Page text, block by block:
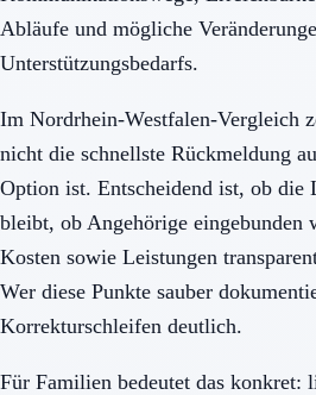
Abläufe und mögliche
Unterstützungsbedarfs.
Im Nordrhein-Westfalen-Vergleich
nicht die schnellste Rückmeldung
Option ist. Entscheidend ist, ob die
bleibt, ob Angehörige eingebunden
Kosten sowie Leistungen
Wer diese Punkte sauber
Korrekturschleifen deutlich.
Für Familien bedeutet das konkret: